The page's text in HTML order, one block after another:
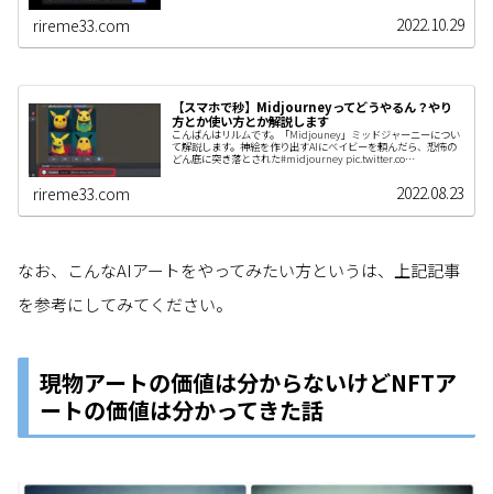
rireme33.com 2022.10.29
【スマホで秒】Midjourneyってどうやるん？やり
方とか使い方とか解説します
こんばんはリルムです。「Midjouney」ミッドジャーニーについ
て解説します。神絵を作り出すAIにベイビーを頼んだら、恐怖の
どん底に突き落とされた#midjourney pic.twitter.co…
rireme33.com 2022.08.23
なお、こんなAIアートをやってみたい方というは、上記記事
を参考にしてみてください。
現物アートの価値は分からないけどNFTア
ートの価値は分かってきた話